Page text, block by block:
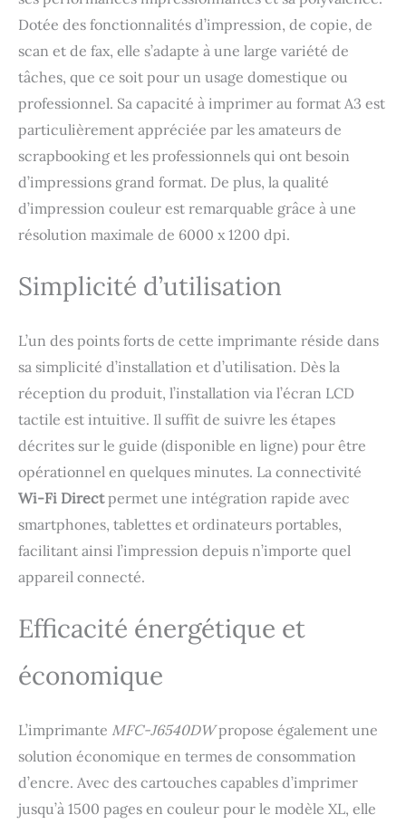
Contenu de la livraison : Brother MFC-
J6540DW, 4 cartouches de démarrage
(BK/C/M/Y) d'environ 375 pages (selon la
norme ISO/IEC 24711), câble d'alimentation,
guide d'installation (français non garanti).
Câble de données non inclus.
Dotée des fonctionnalités d’impression, de copie, de
scan et de fax, elle s’adapte à une large variété de
tâches, que ce soit pour un usage domestique ou
professionnel. Sa capacité à imprimer au format A3 est
particulièrement appréciée par les amateurs de
scrapbooking et les professionnels qui ont besoin
d’impressions grand format. De plus, la qualité
d’impression couleur est remarquable grâce à une
résolution maximale de 6000 x 1200 dpi.
Simplicité d’utilisation
L’un des points forts de cette imprimante réside dans
sa simplicité d’installation et d’utilisation. Dès la
réception du produit, l’installation via l’écran LCD
tactile est intuitive. Il suffit de suivre les étapes
décrites sur le guide (disponible en ligne) pour être
opérationnel en quelques minutes. La connectivité
Wi-Fi Directpermet une intégration rapide avec
smartphones, tablettes et ordinateurs portables,
facilitant ainsi l’impression depuis n’importe quel
appareil connecté.
Efficacité énergétique et
économique
L’imprimante MFC-J6540DWpropose également une
solution économique en termes de consommation
d’encre. Avec des cartouches capables d’imprimer
jusqu’à 1500 pages en couleur pour le modèle XL, elle